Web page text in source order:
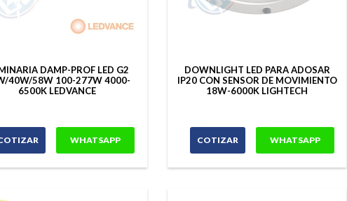
DAMP-PROF LED G2
40W/58W 100-277W 4000-
6500K LEDVANCE
WHATSAPP
DOWNLIGHT LED PARA ADOSAR
IP20 CON SENSOR DE MOVIMIENTO
18W-6000K LIGHTECH
COTIZAR WHATSAPP